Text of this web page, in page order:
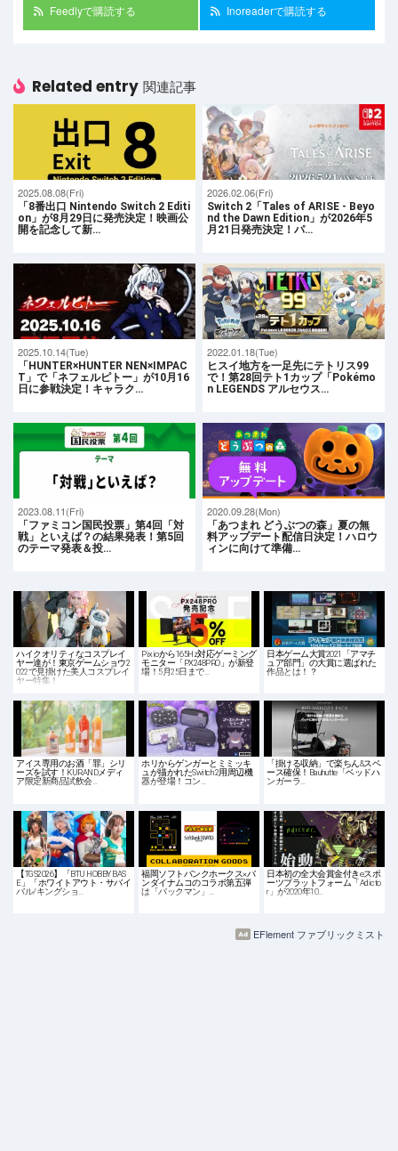
Feedlyで購読する Inoreaderで購読する
Related entry 関連記事
2025.08.08(Fri)
「8番出口 Nintendo Switch 2 Editi
on」が8月29日に発売決定！映画公
開を記念して新…
2026.02.06(Fri)
Switch 2「Tales of ARISE - Beyo
nd the Dawn Edition」が2026年5
月21日発売決定！パ…
2025.10.14(Tue)
「HUNTER×HUNTER NEN×IMPAC
T」で「ネフェルピトー」が10月16
日に参戦決定！キャラク…
2022.01.18(Tue)
ヒスイ地方を一足先にテトリス99
で！第28回テト1カップ「Pokémo
n LEGENDS アルセウス…
2023.08.11(Fri)
「ファミコン国民投票」第4回「対
戦」といえば？の結果発表！第5回
のテーマ発表＆投…
2020.09.28(Mon)
「あつまれ どうぶつの森」夏の無
料アップデート配信日決定！ハロウ
ィンに向けて準備…
ハイクオリティなコスプレイ
ヤー達が！東京ゲームショウ2
022で見掛けた美人コスプレイ
ヤー特集！
Pixioから165Hz対応ゲーミング
モニター「PX248PRO」が新登
場！5月25日まで…
日本ゲーム大賞2021「アマチ
ュア部門」の大賞に選ばれた
作品とは！？
アイス専用のお酒「罪」シリ
ーズを試す！KURANDメディ
ア限定新商品試飲会…
ホリからゲンガーとミミッキ
ュが描かれたSwitch 2用周辺機
器が登場！コン…
「掛ける収納」で楽ちん&スペ
ース確保！Bauhutte「ベッドハ
ンガーラ…
【TGS2026】「BTU HOBBY BAS
E」「ホワイトアウト・サバイ
バル/キングショ…
福岡ソフトバンクホークス×バ
ンダイナムコのコラボ第五弾
は「パックマン」…
日本初の全大会賞金付きeスポ
ーツプラットフォーム「Adicto
r」が2020年10…
EFlement ファブリックミスト